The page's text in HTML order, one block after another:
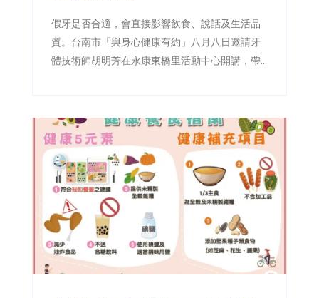
假牙是否合適，會直接影響飲食、說話及生活品
質。台南市「與身心健康有約」八月八日邀請牙
體技術師胡明芳在永康東橋里活動中心開講，帶